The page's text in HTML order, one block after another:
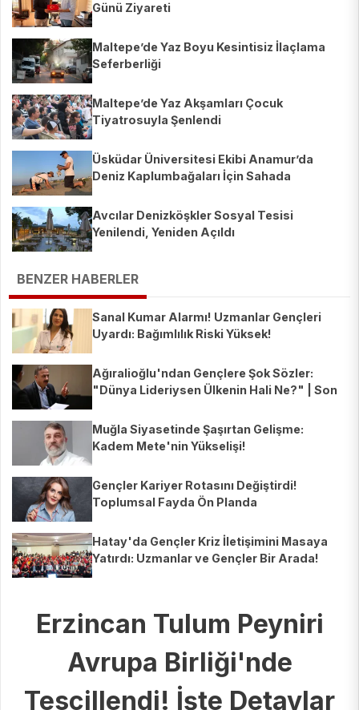
Günü Ziyareti
Maltepe’de Yaz Boyu Kesintisiz İlaçlama
Seferberliği
Maltepe’de Yaz Akşamları Çocuk
Tiyatrosuyla Şenlendi
Üsküdar Üniversitesi Ekibi Anamur’da
Deniz Kaplumbağaları İçin Sahada
Avcılar Denizköşkler Sosyal Tesisi
Yenilendi, Yeniden Açıldı
BENZER HABERLER
Sanal Kumar Alarmı! Uzmanlar Gençleri
Uyardı: Bağımlılık Riski Yüksek!
Ağıralioğlu'ndan Gençlere Şok Sözler:
"Dünya Lideriysen Ülkenin Hali Ne?" | Son
Muğla Siyasetinde Şaşırtan Gelişme:
Kadem Mete'nin Yükselişi!
Gençler Kariyer Rotasını Değiştirdi!
Toplumsal Fayda Ön Planda
Hatay'da Gençler Kriz İletişimini Masaya
Yatırdı: Uzmanlar ve Gençler Bir Arada!
Erzincan Tulum Peyniri
Avrupa Birliği'nde
Tescillendi! İşte Detaylar